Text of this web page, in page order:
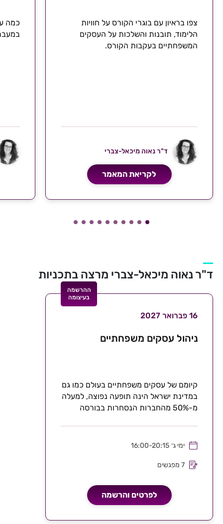
צפו בראיון עם בוגרי הקורס על חוויות
הלימוד, תובנות והשלכות על העסקים
המשפחתיים בעקבות הקורס.
ד"ר נאוה מיכאל-צברי
לקריאת המאמר
כמה
ד"ר נאוה מיכאל-צברי מרצה בתכניות
ההרשמה
בעיצומה
16 פברואר 2027
ניהול עסקים משפחתיים
קיומם של עסקים משפחתיים בעולם כמו גם
במדינת ישראל הינה תופעה נפוצה, למעלה
מ-50% מהחברות הנסחרות בבורסה
ימי ג׳ 16:00-20:15
7 מפגשים
לפרטים והרשמה